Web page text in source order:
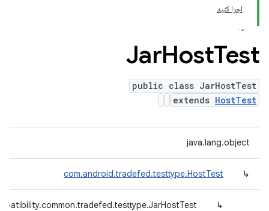
اجرا کنید
JarHostTest
public class JarHostTest
extends HostTest
java.lang.object
↳
com.android.tradefed.testtype.HostTest
↳